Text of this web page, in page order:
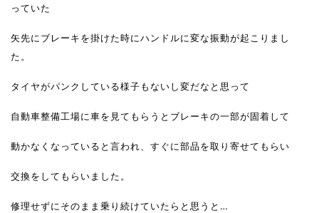
っていた
矢先にブレーキを掛けた時にハンドルに変な振動が起こりまし
た。
タイヤがパンクしている様子もないし変だなと思って
自動車整備工場に車を見てもらうとブレーキの一部が固着して
動かなくなっていると言われ、すぐに部品を取り寄せてもらい
交換をしてもらいました。
修理せずにそのまま乗り続けていたらと思うと…